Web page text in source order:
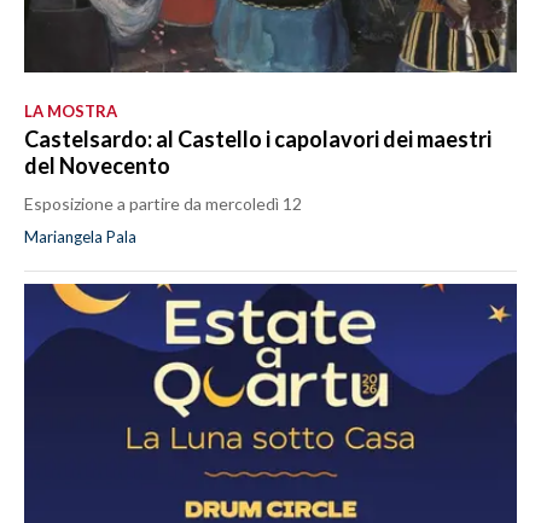
LA MOSTRA
Castelsardo: al Castello i capolavori dei maestri
del Novecento
Esposizione a partire da mercoledì 12
Mariangela Pala